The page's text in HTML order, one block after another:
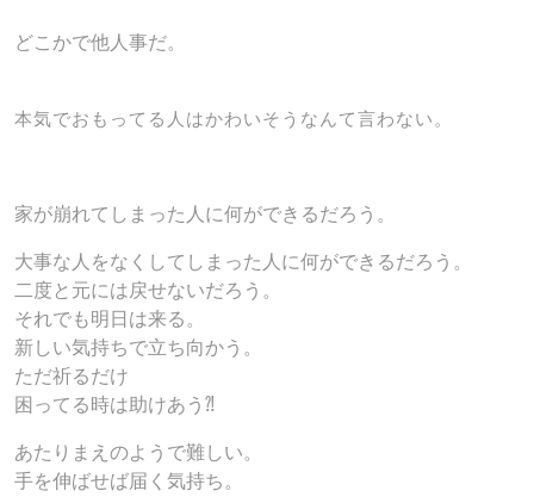
どこかで他人事だ。
本気でおもってる人はかわいそうなんて言わない。
家が崩れてしまった人に何ができるだろう。
大事な人をなくしてしまった人に何ができるだろう。
二度と元には戻せないだろう。
それでも明日は来る。
新しい気持ちで立ち向かう。
ただ祈るだけ
困ってる時は助けあう⁈
あたりまえのようで難しい。
手を伸ばせば届く気持ち。